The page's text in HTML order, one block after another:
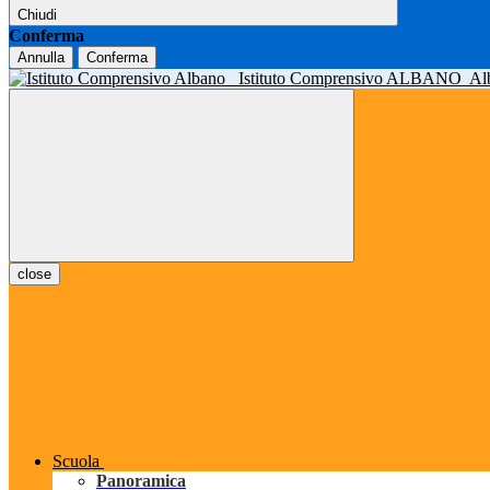
Chiudi
Conferma
Annulla Conferma
Istituto Comprensivo ALBANO
close
Scuola
Panoramica